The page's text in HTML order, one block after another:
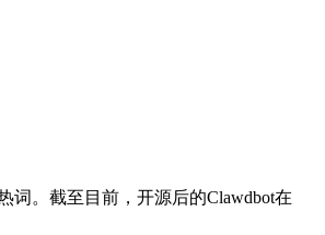
词。截至目前，开源后的Clawdbot在